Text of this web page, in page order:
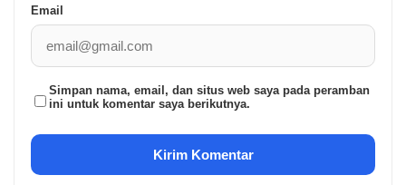
Email
Simpan nama, email, dan situs web saya pada peramban
ini untuk komentar saya berikutnya.